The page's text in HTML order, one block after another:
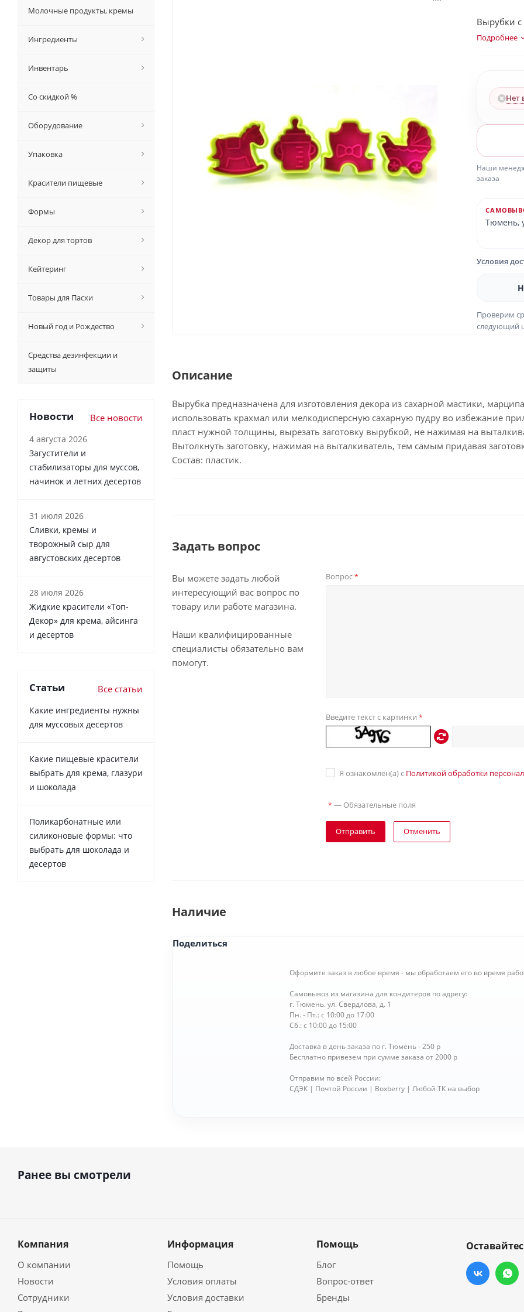
Вырубки с
Подробнее
Нет
Наши
заказа
Тюмень,
Условия
Проверим
следующий
Описание
Вырубка предназначена для изготовления декора из сахарной мастики,
использовать крахмал или мелкодисперсную сахарную пудру во избежание
пласт нужной толщины, вырезать заготовку вырубкой, не нажимая на
Вытолкнуть заготовку, нажимая на выталкиватель, тем самым придавая
Состав: пластик.
Задать вопрос
Вы можете задать любой
интересующий вас вопрос по
товару или работе магазина.
Наши квалифицированные
специалисты обязательно вам
помогут.
Вопрос*
Введите текст с картинки *
Я ознакомлен(а) с Политикой обработки
* — Обязательные поля
Отправить Отменить
Наличие
Поделиться
Оформите заказ в любое время - мы обработаем его во время
Самовывоз из магазина для кондитеров по адресу:
г. Тюмень. ул. Свердлова, д. 1
Пн. - Пт.: с 10:00 до 17:00
Сб.: с 10:00 до 15:00
Доставка в день заказа по г. Тюмень - 250 р
Бесплатно привезем при сумме заказа от 2000 р
Отправим по всей России:
СДЭК | Почтой России | Boxberry | Любой ТК на выбор
Молочные продукты, кремы
Ингредиенты
Инвентарь
Со скидкой %
Оборудование
Упаковка
Красители пищевые
Формы
Декор для тортов
Кейтеринг
Товары для Пасхи
Новый год и Рождество
Средства дезинфекции и
защиты
Новости Все новости
4 августа 2026
Загустители и
стабилизаторы для муссов,
начинок и летних десертов
31 июля 2026
Сливки, кремы и
творожный сыр для
августовских десертов
28 июля 2026
Жидкие красители «Топ-
Декор» для крема, айсинга
и десертов
Статьи Все статьи
Какие ингредиенты нужны
для муссовых десертов
Какие пищевые красители
выбрать для крема, глазури
и шоколада
Поликарбонатные или
силиконовые формы: что
выбрать для шоколада и
десертов
Ранее вы смотрели
Компания
О компании
Новости
Сотрудники
Информация
Помощь
Условия оплаты
Условия доставки
Помощь
Блог
Вопрос-ответ
Бренды